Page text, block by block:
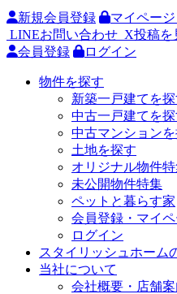
新規会員登録
マイペー
LINEお問い合わせ X投稿を
会員登録
ログイン
物件を探す
新築一戸建てを
中古一戸建てを探
中古マンション
土地を探す
オリジナル物件
未公開物件特集
ペットと暮らす家
会員登録・マイ
ログイン
スタイリッシュホーム
当社について
会社概要・店舗案